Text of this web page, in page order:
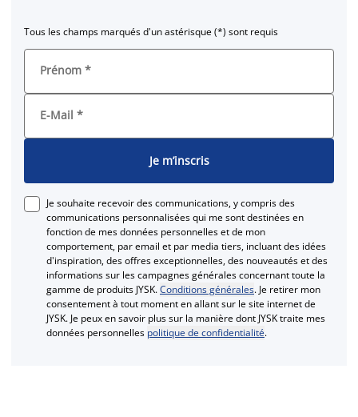
Tous les champs marqués d'un astérisque (*) sont requis
Prénom *
E-Mail *
Je m’inscris
Je souhaite recevoir des communications, y compris des
communications personnalisées qui me sont destinées en
fonction de mes données personnelles et de mon
comportement, par email et par media tiers, incluant des idées
d'inspiration, des offres exceptionnelles, des nouveautés et des
informations sur les campagnes générales concernant toute la
gamme de produits JYSK.Conditions générales. Je retirer mon
consentement à tout moment en allant sur le site internet de
JYSK. Je peux en savoir plus sur la manière dont JYSK traite mes
données personnelles politique de confidentialité.